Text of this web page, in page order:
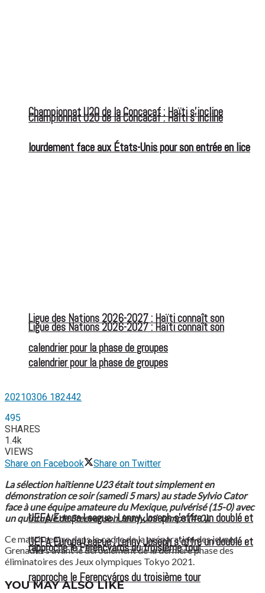
Championnat U20 de la Concacaf : Haïti s’incline
lourdement face aux États-Unis pour son entrée en lice
Ligue des Nations 2026-2027 : Haïti connaît son
calendrier pour la phase de groupes
UEFA Europa League : Lenny Joseph s’offre un doublé et
rapproche le Ferencváros du troisième tour
Championnat U20 de la Concacaf : Haïti s’incline
lourdement face aux États-Unis pour son entrée en lice
Ligue des Nations 2026-2027 : Haïti connaît son
calendrier pour la phase de groupes
UEFA Europa League : Lenny Joseph s’offre un doublé et
rapproche le Ferencváros du troisième tour
20210306 182442
495
SHARES
1.4k
VIEWS
Share on Facebook
Share on Twitter
La sélection haïtienne U23 était tout simplement en
démonstration ce soir (samedi 5 mars) au stade Sylvio Cator
face à une équipe amateure du Mexique, pulvérisé (15-0) avec
un quintuplé de Steevenson Jeudy, mi-temps (4-0).
Ce match rentre dans le cadre de la préparation des jeunes
Grenadiers avant le déroulement de la dernière phase des
éliminatoires des Jeux olympiques Tokyo 2021.
YOU MAY ALSO LIKE